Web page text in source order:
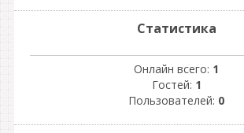
Статистика
Онлайн всего: 1
Гостей: 1
Пользователей: 0